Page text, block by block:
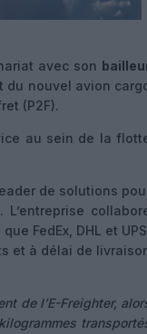
avec son
du nouvel avion
(P2F).
au sein de la
de solutions
FedEx, DHL et UPS,
et à délai de
de l’E-Freighter,